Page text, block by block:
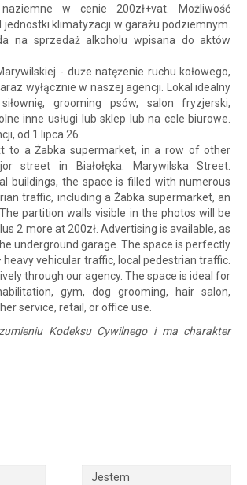
w cenie 200zł+vat. Możliwość
klimatyzacji w garażu podziemnym.
na sprzedaż alkoholu wpisana do aktów
- duże natężenie ruchu kołowego,
wyłącznie w naszej agencji. Lokal idealny
grooming psów, salon fryzjerski,
inne usługi lub sklep lub na cele biurowe.
od 1 lipca 26.
to a Żabka supermarket, in a row of other
street in Białołęka: Marywilska Street.
buildings, the space is filled with numerous
traffic, including a Żabka supermarket, an
partition walls visible in the photos will be
2 more at 200zł. Advertising is available, as
underground garage. The space is perfectly
vehicular traffic, local pedestrian traffic.
through our agency. The space is ideal for
gym, dog grooming, hair salon,
service, retail, or office use.
Kodeksu Cywilnego i ma charakter